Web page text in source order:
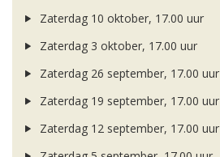
Zaterdag 10 oktober, 17.00 uur
Zaterdag 3 oktober, 17.00 uur
Zaterdag 26 september, 17.00 uur
Zaterdag 19 september, 17.00 uur
Zaterdag 12 september, 17.00 uur